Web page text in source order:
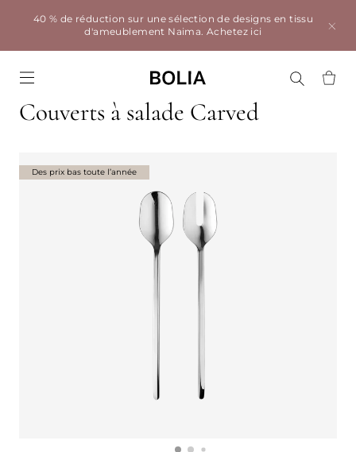
40 % de réduction sur une sélection de designs en tissu
d'ameublement Naima.Achetez ici
Couverts à salade Carved
Des prix bas toute l’année